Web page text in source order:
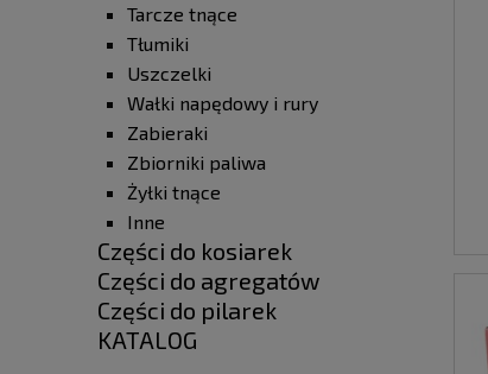
Tarcze tnące
Tłumiki
Uszczelki
Wałki napędowy i rury
Zabieraki
Zbiorniki paliwa
Żyłki tnące
Inne
Części do kosiarek
Części do agregatów
Części do pilarek
KATALOG